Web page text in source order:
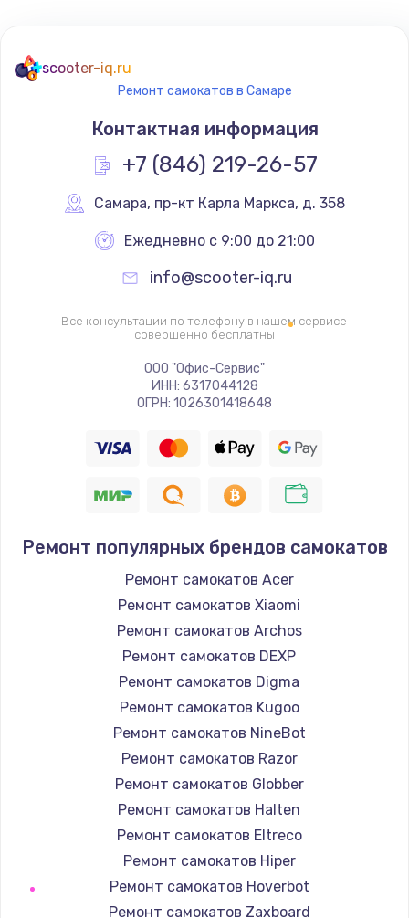
Замена термостата
1200 руб.
Заказать
Замена реле
700 руб.
Заказать
Замена ТЭНа
Заказать
Замена шнура
Заказать
Замена / ремонт электронного модуля
управления
600 руб.
Заказать
Замена конфорки
Заказать
Замена платы сенсора
Заказать
scooter-iq.ru
Ремонт самокатов в Самаре
Контактная информация
+7 (846) 219-26-57
Самара, пр-кт Карла Маркса, д. 358
Ежедневно с 9:00 до 21:00
info@scooter-iq.ru
Все консультации по телефону в нашем сервисе
совершенно бесплатны
ООО "Офис-Сервис"
ИНН: 6317044128
ОГРН: 1026301418648
Ремонт популярных брендов самокатов
Ремонт самокатов Acer
Ремонт самокатов Xiaomi
Ремонт самокатов Archos
Ремонт самокатов DEXP
Ремонт самокатов Digma
Ремонт самокатов Kugoo
Ремонт самокатов NineBot
Ремонт самокатов Razor
Ремонт самокатов Globber
Ремонт самокатов Halten
Ремонт самокатов Eltreco
Ремонт самокатов Hiper
Ремонт самокатов Hoverbot
Ремонт самокатов Zaxboard